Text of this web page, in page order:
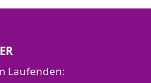
Laufenden: